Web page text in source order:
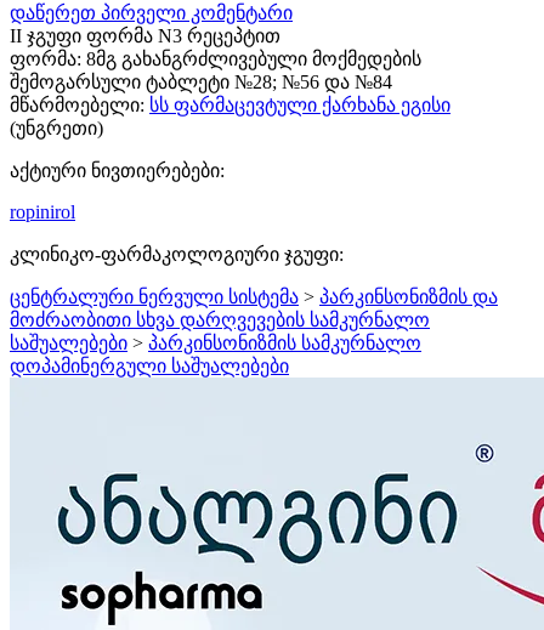
დაწერეთ პირველი კომენტარი
II ჯგუფი ფორმა N3 რეცეპტით
ფორმა: 8მგ გახანგრძლივებული მოქმედების
შემოგარსული ტაბლეტი №28; №56 და №84
მწარმოებელი: სს ფარმაცევტული ქარხანა ეგისი
(უნგრეთი)
აქტიური ნივთიერებები:
ropinirol
კლინიკო-ფარმაკოლოგიური ჯგუფი:
ცენტრალური ნერვული სისტემა > პარკინსონიზმის და
მოძრაობითი სხვა დარღვევების სამკურნალო
საშუალებები > პარკინსონიზმის სამკურნალო
დოპამინერგული საშუალებები